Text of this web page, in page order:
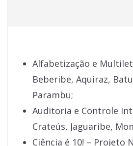
Alfabetização e
Beberibe, Aquiraz,
Parambu;
Auditoria e Controle
Crateús, Jaguaribe,
Ciência é 10! – Projeto